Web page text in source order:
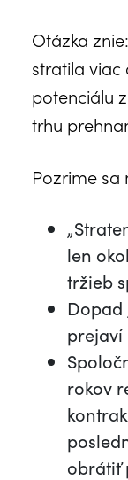
Otázka
stratila viac
potenciálu
trhu
Pozrime sa
len
tržieb
Dopad
prejaví
rokov
obrátiť